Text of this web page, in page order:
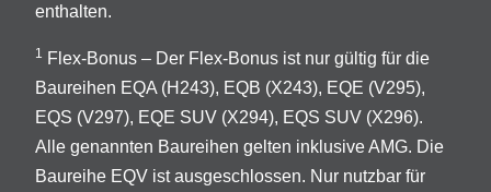
enthalten.
1 Flex-Bonus – Der Flex-Bonus ist nur gültig für die
Baureihen EQA (H243), EQB (X243), EQE (V295),
EQS (V297), EQE SUV (X294), EQS SUV (X296).
Alle genannten Baureihen gelten inklusive AMG. Die
Baureihe EQV ist ausgeschlossen. Nur nutzbar für